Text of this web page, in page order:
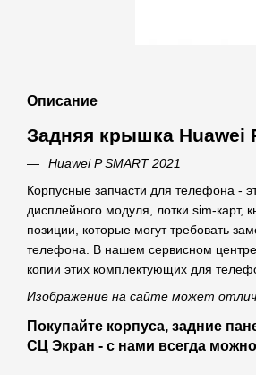
Описание
Задняя крышка Huawei
Huawei P SMART 2021
Корпусные запчасти для телефона -
дисплейного модуля, лотки sim-карт,
позиции, которые могут требовать
телефона. В нашем сервисном центре
копии этих комплектующих для
Изображение на сайте может
Покупайте корпуса, задние
СЦ Экран - с нами всегда